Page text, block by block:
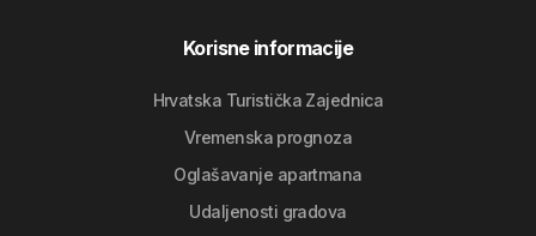
Korisne informacije
Hrvatska Turistička Zajednica
Vremenska prognoza
Oglašavanje apartmana
Udaljenosti gradova